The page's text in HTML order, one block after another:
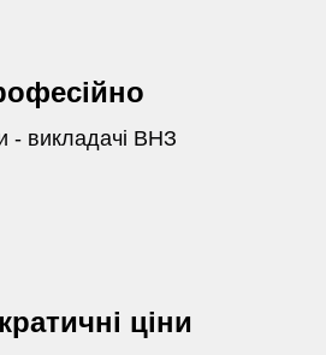
- викладачі ВНЗ
ціни